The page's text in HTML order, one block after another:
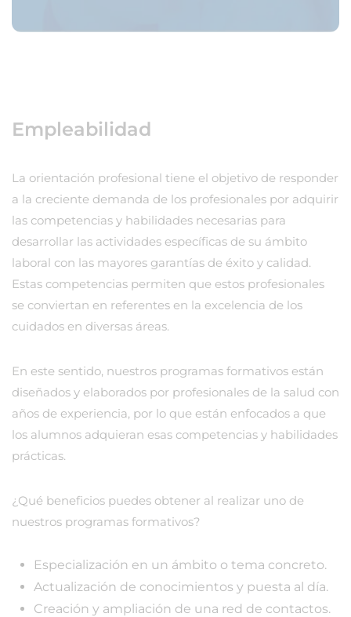
Empleabilidad
La orientación profesional tiene el objetivo de responder
a la creciente demanda de los profesionales por adquirir
las competencias y habilidades necesarias para
desarrollar las actividades específicas de su ámbito
laboral con las mayores garantías de éxito y calidad.
Estas competencias permiten que estos profesionales
se conviertan en referentes en la excelencia de los
cuidados en diversas áreas.
En este sentido, nuestros programas formativos están
diseñados y elaborados por profesionales de la salud con
años de experiencia, por lo que están enfocados a que
los alumnos adquieran esas competencias y habilidades
prácticas.
¿Qué beneficios puedes obtener al realizar uno de
nuestros programas formativos?
Especialización en un ámbito o tema concreto.
Actualización de conocimientos y puesta al día.
Creación y ampliación de una red de contactos.